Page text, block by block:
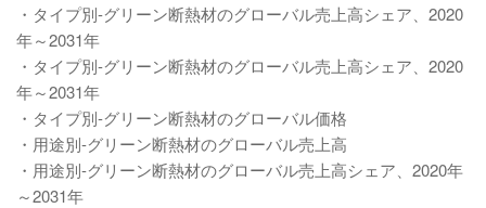
・タイプ別-グリーン断熱材のグローバル売上高シェア、2020
年～2031年
・タイプ別-グリーン断熱材のグローバル売上高シェア、2020
年～2031年
・タイプ別-グリーン断熱材のグローバル価格
・用途別-グリーン断熱材のグローバル売上高
・用途別-グリーン断熱材のグローバル売上高シェア、2020年
～2031年